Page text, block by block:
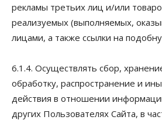
рекламы третьих лиц и/или
реализуемых (выполняемых,
лицами, а также ссылки на
6.1.4. Осуществлять сбор,
обработку, распространение и
действия в отношении
других Пользователях Сайта, в